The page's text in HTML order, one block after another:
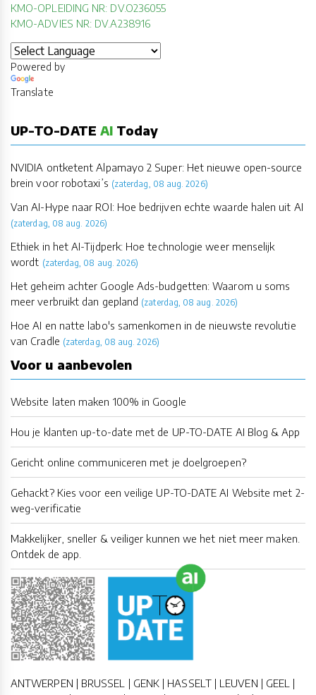
KMO-OPLEIDING NR: DV.O236055
KMO-ADVIES NR: DV.A238916
Powered by
Translate
UP-TO-DATE AI Today
NVIDIA ontketent Alpamayo 2 Super: Het nieuwe open-source
brein voor robotaxi’s (zaterdag, 08 aug. 2026)
Van AI-Hype naar ROI: Hoe bedrijven echte waarde halen uit AI
(zaterdag, 08 aug. 2026)
Ethiek in het AI-Tijdperk: Hoe technologie weer menselijk
wordt (zaterdag, 08 aug. 2026)
Het geheim achter Google Ads-budgetten: Waarom u soms
meer verbruikt dan gepland (zaterdag, 08 aug. 2026)
Hoe AI en natte labo's samenkomen in de nieuwste revolutie
van Cradle (zaterdag, 08 aug. 2026)
Voor u aanbevolen
Website laten maken 100% in Google
Hou je klanten up-to-date met de UP-TO-DATE AI Blog & App
Gericht online communiceren met je doelgroepen?
Gehackt? Kies voor een veilige UP-TO-DATE AI Website met 2-
weg-verificatie
Makkelijker, sneller & veiliger kunnen we het niet meer maken.
Ontdek de app.
ANTWERPEN | BRUSSEL | GENK | HASSELT | LEUVEN | GEEL |